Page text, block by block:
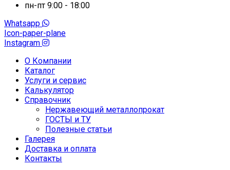
пн-пт 9:00 - 18:00
Whatsapp
Icon-paper-plane
Instagram
О Компании
Каталог
Услуги и сервис
Калькулятор
Справочник
Нержавеющий металлопрокат
ГОСТЫ и ТУ
Полезные статьи
Галерея
Доставка и оплата
Контакты